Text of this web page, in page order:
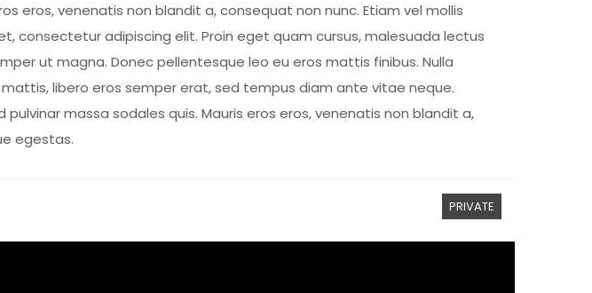
eros, venenatis non blandit a, consequat non nunc. Etiam vel mollis
consectetur adipiscing elit. Proin eget quam cursus, malesuada lectus
ut magna. Donec pellentesque leo eu eros mattis finibus. Nulla
libero eros semper erat, sed tempus diam ante vitae neque.
massa sodales quis. Mauris eros eros, venenatis non blandit a,
egestas.
PRIVATE